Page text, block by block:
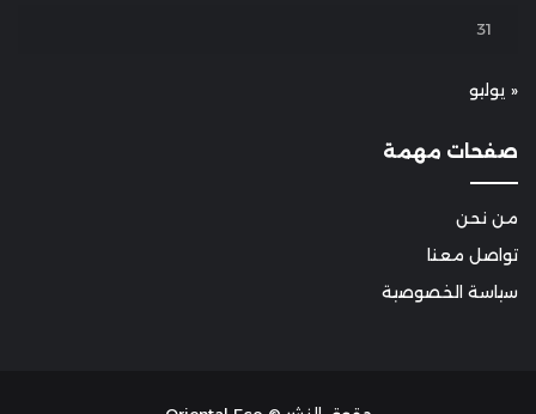
31
« يوليو
صفحات مهمة
من نحن
تواصل معنا
سياسة الخصوصية